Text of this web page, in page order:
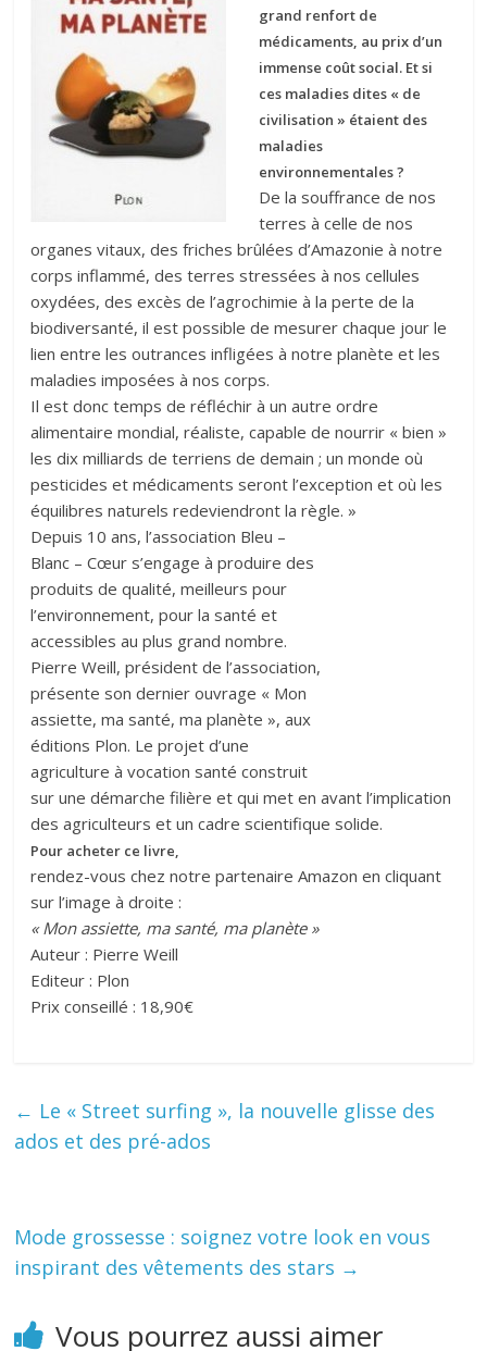
grand renfort de
médicaments, au prix d’un
immense coût social. Et si
ces maladies dites « de
civilisation » étaient des
maladies
environnementales ?
De la souffrance de nos
terres à celle de nos
organes vitaux, des friches brûlées d’Amazonie à notre
corps inflammé, des terres stressées à nos cellules
oxydées, des excès de l’agrochimie à la perte de la
biodiversanté, il est possible de mesurer chaque jour le
lien entre les outrances infligées à notre planète et les
maladies imposées à nos corps.
Il est donc temps de réfléchir à un autre ordre
alimentaire mondial, réaliste, capable de nourrir « bien »
les dix milliards de terriens de demain ; un monde où
pesticides et médicaments seront l’exception et où les
équilibres naturels redeviendront la règle. »
Depuis 10 ans, l’association Bleu –
Blanc – Cœur s’engage à produire des
produits de qualité, meilleurs pour
l’environnement, pour la santé et
accessibles au plus grand nombre.
Pierre Weill, président de l’association,
présente son dernier ouvrage « Mon
assiette, ma santé, ma planète », aux
éditions Plon. Le projet d’une
agriculture à vocation santé construit
sur une démarche filière et qui met en avant l’implication
des agriculteurs et un cadre scientifique solide.
Pour acheter ce livre,
rendez-vous chez notre partenaire Amazon en cliquant
sur l’image à droite :
« Mon assiette, ma santé, ma planète »
Auteur : Pierre Weill
Editeur : Plon
Prix conseillé : 18,90€
← Le « Street surfing », la nouvelle glisse des
ados et des pré-ados
Mode grossesse : soignez votre look en vous
inspirant des vêtements des stars →
Vous pourrez aussi aimer